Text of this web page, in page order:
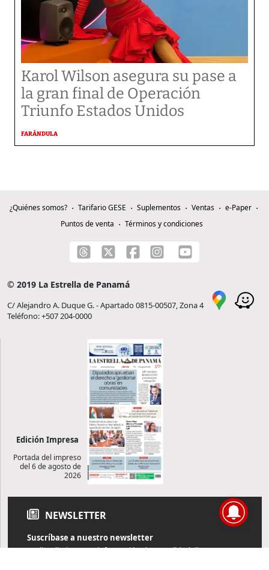
Karol Wilson asegura su pase a
la gran final de Operación
Triunfo Estados Unidos
FARÁNDULA
¿Quiénes somos? Tarifario GESE Suplementos Ventas
e-Paper
Puntos de venta
Términos y condiciones
© 2019 La Estrella de Panamá
C/ Alejandro A. Duque G. - Apartado 0815-00507, Zona 4
Teléfono: +507 204-0000
Edición Impresa
Portada del impreso
del 6 de agosto de
2026
NEWSLETTER
Suscríbase a nuestro newsletter
Reciba diariamente información de actualidad directamente en